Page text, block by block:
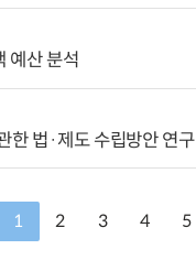
예산 분석
한 법·제도 수립방안 연구
1 2 3 4 5